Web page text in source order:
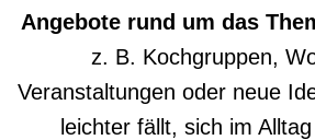
Angebote rund um das
z. B. Kochgruppen,
Veranstaltungen oder neue
leichter fällt, sich im